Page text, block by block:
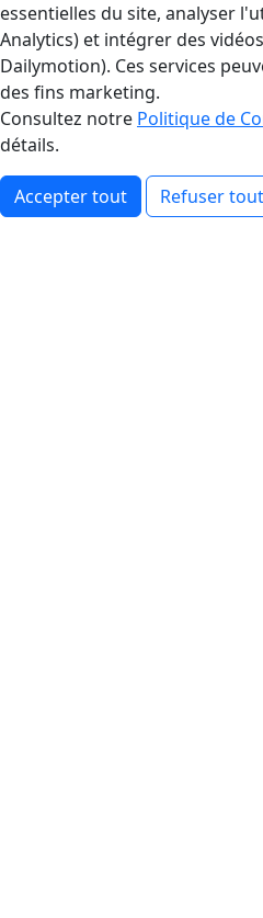
essentielles du site, analyser
Analytics) et intégrer des
Dailymotion). Ces services
des fins marketing.
Consultez notre Politique de
détails.
Accepter tout Refuser tout